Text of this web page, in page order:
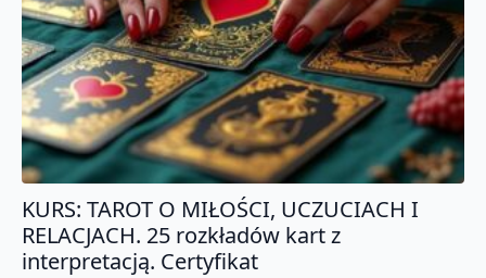
KURS: TAROT O MIŁOŚCI, UCZUCIACH I
RELACJACH. 25 rozkładów kart z
interpretacją. Certyfikat